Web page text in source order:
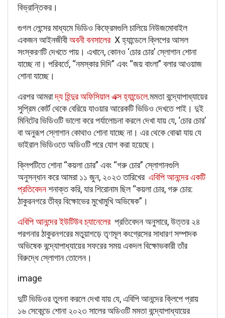
বিভ্রান্তিকর।
গুগল লেন্সের মাধ্যমে ভিডিও কিফ্রেমগুলি চালিয়ে নিউজমোবাইল
একজন আইনজীবীঅবনী বনসালের X হ্যান্ডেলে ক্লিপের আসল
সংস্করণটি দেখতে পায়। এখানে, কোনও ‘চোর চোর’ স্লোগান শোনা
যাচ্ছে না। পরিবর্তে, “নমস্কার দিদি” এবং “জয় বাংলা” বলার আওয়াজ
শোনা যাচ্ছে।
এরপর আমরাদ্য হিন্দুর অফিসিয়াল এক্স হ্যান্ডেলে.মমতা বন্দ্যোপাধ্যায়ের
সুপ্রিম কোর্ট থেকে বেরিয়ে যাওয়ার আরেকটি ভিডিও দেখতে পাই। দুই
মিনিটের ভিডিওটি ভালো করে পর্যালোচনা করলে দেখা যায় যে, ‘চোর চোর’
বা অনুরূপ স্লোগান কোথাও শোনা যাচ্ছে না। এর থেকে বোঝা যায় যে
ভাইরাল ভিডিওতে অডিওটি পরে যোগ করা হয়েছে।
ক্লিপটিতে শোনা “কয়লা চোর” এবং “গরু চোর” স্লোগানগুলি
অনুসন্ধান করে আমরা ১১ জুন, ২০২৩ তারিখের এবিপি আনন্দের একটি
প্রতিবেদনশনাক্ত করি, যার শিরোনাম ছিল “কয়লা চোর, গরু চোর:
ঠাকুরনগরে তীব্র বিক্ষোভের মুখোমুখি অভিষেক”।
এবিপি আনন্দের ইউটিউব চ্যানেলের প্রতিবেদন অনুসারে, উত্তর ২৪
পরগনার ঠাকুরনগরের মতুয়াগড়ে তৃণমূল কংগ্রেসের সাধারণ সম্পাদক
অভিষেক বন্দ্যোপাধ্যায়ের সফরের সময় একদল বিক্ষোভকারী তাঁর
বিরুদ্ধে স্লোগান তোলেন।
image
দুটি ভিডিওর তুলনা করলে দেখা যায় যে, এবিপি আনন্দের ক্লিপে প্রায়
১৬ সেকেন্ডে শোনা ২০২৩ সালের অডিওটি মমতা বন্দ্যোপাধ্যায়ের